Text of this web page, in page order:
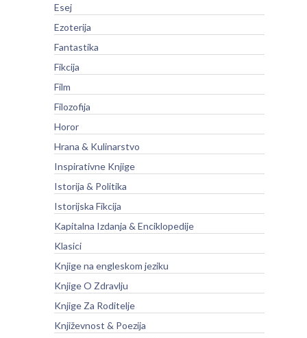
Esej
Ezoterija
Fantastika
Fikcija
Film
Filozofija
Horor
Hrana & Kulinarstvo
Inspirativne Knjige
Istorija & Politika
Istorijska Fikcija
Kapitalna Izdanja & Enciklopedije
Klasici
Knjige na engleskom jeziku
Knjige O Zdravlju
Knjige Za Roditelje
Književnost & Poezija